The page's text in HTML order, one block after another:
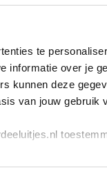
te
informatie over je
kunnen deze
van jouw gebruik
while loading